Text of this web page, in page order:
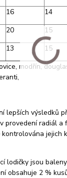
16
14
20
15
13
15
modřín,
lepších výsledků
provedení radiál a
jejich
lodičky jsou
obsahuje 2 %